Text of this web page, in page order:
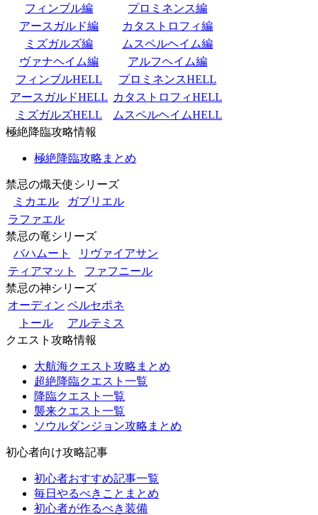
フィンブル編
プロミネンス編
アースガルド編
カタストロフィ編
ミズガルズ編
ムスペルヘイム編
ヴァナヘイム編
アルフヘイム編
フィンブルHELL
プロミネンスHELL
アースガルドHELL カタストロフィHELL
ミズガルズHELL
ムスペルヘイムHELL
極絶降臨攻略情報
極絶降臨攻略まとめ
禁忌の熾天使シリーズ
ミカエル
ガブリエル
ラファエル
禁忌の竜シリーズ
バハムート
リヴァイアサン
ティアマット
ファフニール
禁忌の神シリーズ
オーディン ペルセポネ
トール
アルテミス
クエスト攻略情報
大航海クエスト攻略まとめ
超絶降臨クエスト一覧
降臨クエスト一覧
襲来クエスト一覧
ソウルダンジョン攻略まとめ
初心者向け攻略記事
初心者おすすめ記事一覧
毎日やるべきことまとめ
初心者が作るべき装備